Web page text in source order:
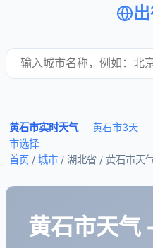
黄石市实时天气 黄石市3天
市选择
首页 / 城市 / 湖北省 / 黄石市天
黄石市天气